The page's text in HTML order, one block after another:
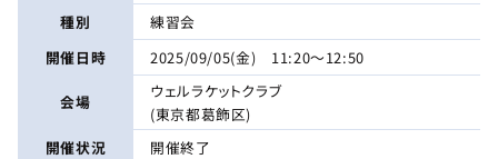
種別
練習会
開催日時
2025/09/05(金) 11:20～12:50
会場
ウェルラケットクラブ
(東京都葛飾区)
開催状況
開催終了